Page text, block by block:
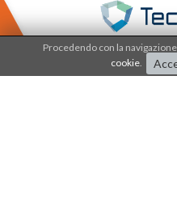
Procedendo con la
cookie